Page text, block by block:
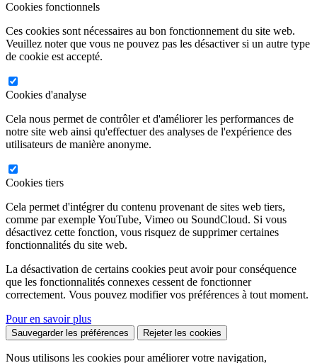
Cookies fonctionnels
Ces cookies sont nécessaires au bon fonctionnement du site web.
Veuillez noter que vous ne pouvez pas les désactiver si un autre type
de cookie est accepté.
Cookies d'analyse
Cela nous permet de contrôler et d'améliorer les performances de
notre site web ainsi qu'effectuer des analyses de l'expérience des
utilisateurs de manière anonyme.
Cookies tiers
Cela permet d'intégrer du contenu provenant de sites web tiers,
comme par exemple YouTube, Vimeo ou SoundCloud. Si vous
désactivez cette fonction, vous risquez de supprimer certaines
fonctionnalités du site web.
La désactivation de certains cookies peut avoir pour conséquence
que les fonctionnalités connexes cessent de fonctionner
correctement. Vous pouvez modifier vos préférences à tout moment.
Pour en savoir plus
Sauvegarder les préférences Rejeter les cookies
Nous utilisons les cookies pour améliorer votre navigation,